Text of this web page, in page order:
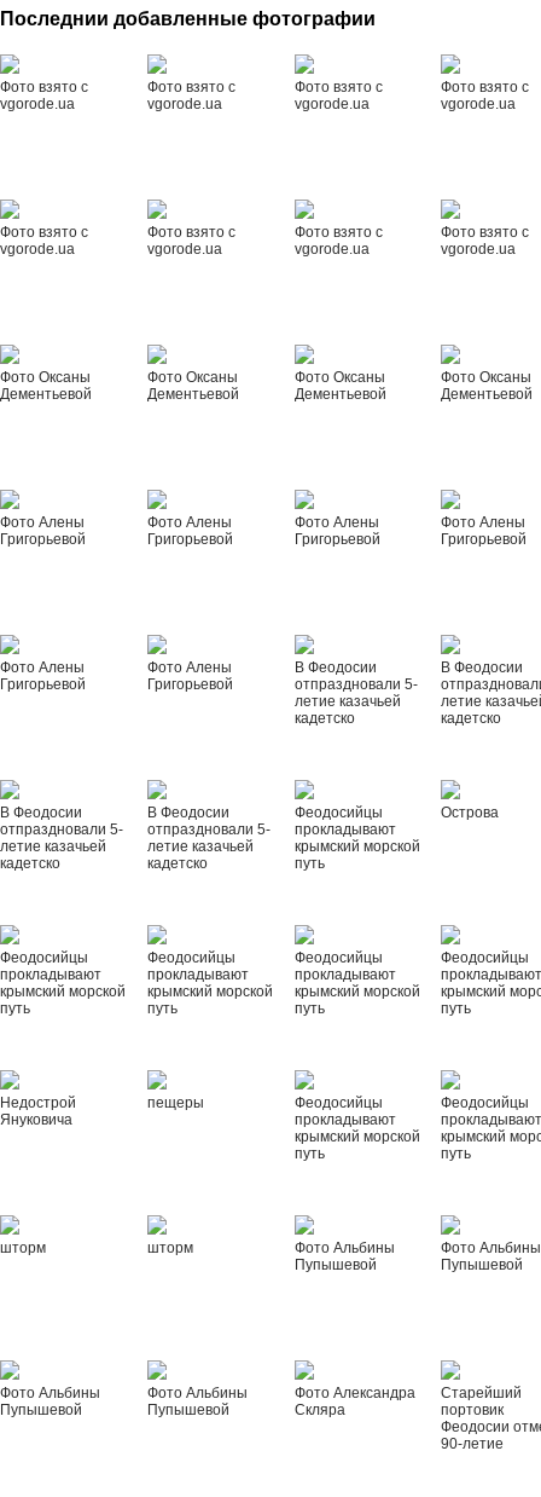
Последнии добавленные фотографии
Фото взято с
vgorode.ua
Фото взято с
vgorode.ua
Фото взято с
vgorode.ua
Фото взято с
vgorode.ua
Фото взято с
vgorode.ua
Фото взято с
vgorode.ua
Фото взято с
vgorode.ua
Фото взято с
vgorode.ua
Фото Оксаны
Дементьевой
Фото Оксаны
Дементьевой
Фото Оксаны
Дементьевой
Фото Оксаны
Дементьевой
Фото Алены
Григорьевой
Фото Алены
Григорьевой
Фото Алены
Григорьевой
Фото Алены
Григорьевой
Фото Алены
Григорьевой
Фото Алены
Григорьевой
В Феодосии
отпраздновали 5-
летие казачьей
кадетско
В Феодосии
летие
кадетско
В Феодосии
отпраздновали 5-
летие казачьей
кадетско
В Феодосии
отпраздновали 5-
летие казачьей
кадетско
Феодосийцы
прокладывают
крымский морской
путь
Острова
Феодосийцы
прокладывают
крымский морской
путь
Феодосийцы
прокладывают
крымский морской
путь
Феодосийцы
прокладывают
крымский морской
путь
Феодосийцы
крымский
путь
Недострой
Януковича
пещеры
Феодосийцы
прокладывают
крымский морской
путь
Феодосийцы
крымский
путь
шторм шторм
Фото Альбины
Пупышевой
Фото Альбины
Пупышевой
Фото Альбины
Пупышевой
Фото Альбины
Пупышевой
Фото Александра
Скляра
Старейший
портовик
Феодосии
90-летие